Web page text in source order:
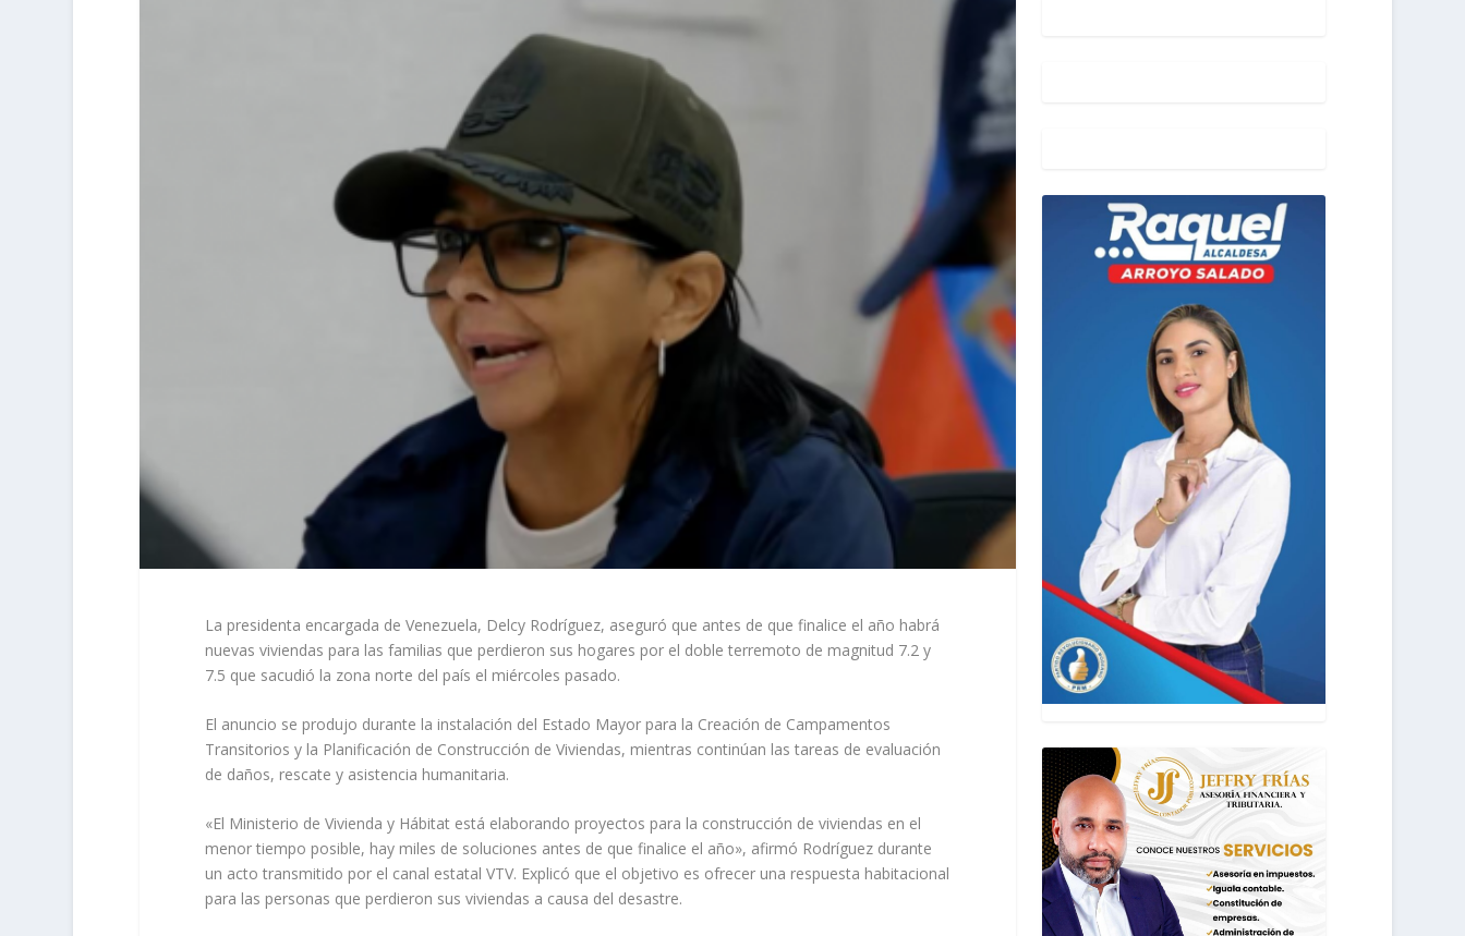
La presidenta encargada de Venezuela, Delcy Rodríguez, aseguró que antes de que finalice el año habrá
nuevas viviendas para las familias que perdieron sus hogares por el doble terremoto de magnitud 7.2 y
7.5 que sacudió la zona norte del país el miércoles pasado.
El anuncio se produjo durante la instalación del Estado Mayor para la Creación de Campamentos
Transitorios y la Planificación de Construcción de Viviendas, mientras continúan las tareas de evaluación
de daños, rescate y asistencia humanitaria.
«El Ministerio de Vivienda y Hábitat está elaborando proyectos para la construcción de viviendas en el
menor tiempo posible, hay miles de soluciones antes de que finalice el año», afirmó Rodríguez durante
un acto transmitido por el canal estatal VTV. Explicó que el objetivo es ofrecer una respuesta habitacional
para las personas que perdieron sus viviendas a causa del desastre.